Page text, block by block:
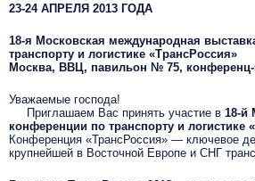
23-24 АПРЕЛЯ 2013 ГОДА
18-я Московская международная
транспорту и логистике «ТрансРоссия»
Москва, ВВЦ, павильон № 75,
Уважаемые господа!
Приглашаем Вас принять участие в 18-й
конференции по транспорту и логистике
Конференция «ТрансРоссия» — ключевое
крупнейшей в Восточной Европе и СНГ